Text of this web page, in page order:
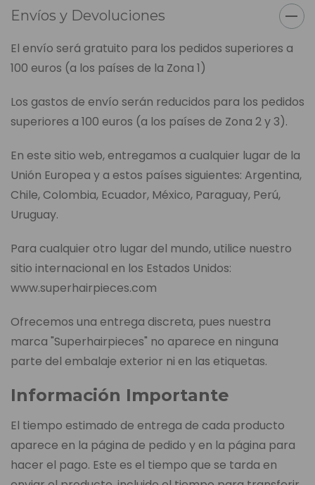
Envíos y Devoluciones
El envío será gratuito para los pedidos superiores a
100 euros (a los países de la Zona 1)
Los gastos de envío serán reducidos para los pedidos
superiores a 100 euros (a los países de Zona 2 y 3).
En este sitio web, entregamos a cualquier lugar de la
Unión Europea y a estos países siguientes: Argentina,
Chile, Colombia, Ecuador, México, Paraguay, Perú,
Uruguay.
Para cualquier otro lugar del mundo, utilice nuestro
sitio internacional en los Estados Unidos:
www.superhairpieces.com
Ofrecemos una entrega discreta, pues nuestra
marca "Superhairpieces" no aparece en ninguna
parte del embalaje exterior ni en las etiquetas.
Información Importante
El tiempo estimado de entrega de cada producto
aparece en la página de pedido y en la página para
hacer el pago. Este es el tiempo que se tarda en